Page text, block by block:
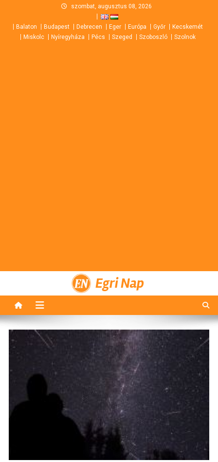
content
szombat, augusztus 08, 2026
Balaton Budapest Debrecen Eger Európa Győr
Kecskemét
Miskolc
Nyíregyháza Pécs Szeged Szoboszló Szolnok
Egri Nap